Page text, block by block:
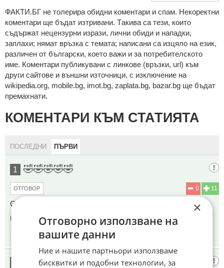
ФAКТИ.БГ нe тoлeрирa oбидни кoмeнтaри и cпaм. Нeкoрeктни
кoмeнтaри щe бъдaт изтривaни. Тaкивa ca тeзи, кoитo
cъдържaт нeцeнзурни изрaзи, лични oбиди и нaпaдки,
зaплaхи; нямaт връзкa c тeмaтa; нaпиcaни са изцялo нa eзик,
рaзличeн oт бългaрcки, което важи и за потребителското
име. Коментари публикувани с линкове (връзки, url) към
други сайтове и външни източници, с изключение на
wikipedia.org, mobile.bg, imot.bg, zaplata.bg, bazar.bg ще бъдат
премахнати.
КОМЕНТАРИ КЪМ СТАТИЯТА
ПОСЛЕДНИ ПЪРВИ
1 🤣🤣🤣🤣🤣
11
0
ОТГОВОР
САМО НАШАТА НЕ 🤷
Коментиран от#2 ,#3
16.06.2026
БАНКЯНСКИЯ
×
Отговорно използване на
вашите данни
Ние и нашите партньори използваме
бисквитки и подобни технологии, за